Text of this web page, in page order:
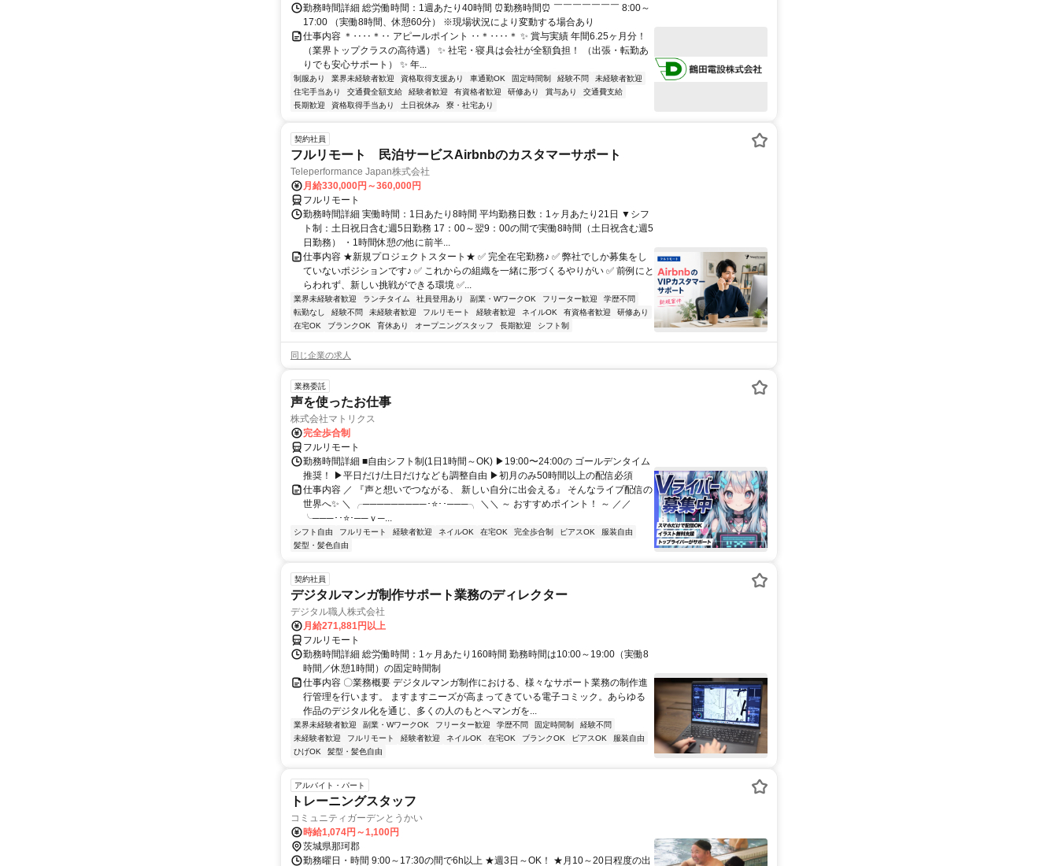
勤務時間詳細 総労働時間：1週あたり40時間 ⏰勤務時間⏰ ￣￣￣￣￣￣￣ 8:00～
17:00 （実働8時間、休憩60分） ※現場状況により変動する場合あり
仕事内容 ＊‥‥＊‥ アピールポイント ‥＊‥‥＊ ✨ 賞与実績 年間6.25ヶ月分！
（業界トップクラスの高待遇） ✨ 社宅・寝具は会社が全額負担！ （出張・転勤あ
りでも安心サポート） ✨ 年...
制服あり 業界未経験者歓迎 資格取得支援あり 車通勤OK 固定時間制 経験不問
未経験者歓迎
住宅手当あり
交通費全額支給 経験者歓迎 有資格者歓迎 研修あり 賞与あり
交通費支給
長期歓迎
資格取得手当あり 土日祝休み 寮・社宅あり
契約社員
フルリモート 民泊サービスAirbnbのカスタマーサポート
Teleperformance Japan株式会社
月給330,000円～360,000円
フルリモート
勤務時間詳細 実働時間：1日あたり8時間 平均勤務日数：1ヶ月あたり21日 ▼シフ
ト制：土日祝日含む週5日勤務 17：00～翌9：00の間で実働8時間（土日祝含む週5
日勤務） ・1時間休憩の他に前半...
仕事内容 ★新規プロジェクトスタート★ ✅ 完全在宅勤務♪ ✅ 弊社でしか募集をし
ていないポジションです♪ ✅ これからの組織を一緒に形づくるやりがい ✅ 前例にと
らわれず、新しい挑戦ができる環境 ✅...
業界未経験者歓迎 ランチタイム 社員登用あり 副業・WワークOK フリーター歓迎
学歴不問
転勤なし
経験不問 未経験者歓迎 フルリモート 経験者歓迎 ネイルOK 有資格者歓迎
研修あり
在宅OK
ブランクOK 育休あり オープニングスタッフ 長期歓迎 シフト制
同じ企業の求人
業務委託
声を使ったお仕事
株式会社マトリクス
完全歩合制
フルリモート
勤務時間詳細 ■自由シフト制(1日1時間～OK) ▶19:00〜24:00の ゴールデンタイム
推奨！ ▶平日だけ/土日だけなども調整自由 ▶初月のみ50時間以上の配信必須
仕事内容 ／ 『声と想いでつながる、 新しい自分に出会える』 そんなライブ配信の
世界へ✨ ＼ ╭─────────･⭐･･───╮ ＼＼ ～ おすすめポイント！ ～ ／／
╰───･･⭐･──ｖ─...
シフト自由 フルリモート 経験者歓迎 ネイルOK 在宅OK 完全歩合制 ピアスOK
服装自由
髪型・髪色自由
契約社員
デジタルマンガ制作サポート業務のディレクター
デジタル職人株式会社
月給271,881円以上
フルリモート
勤務時間詳細 総労働時間：1ヶ月あたり160時間 勤務時間は10:00～19:00（実働8
時間／休憩1時間）の固定時間制
仕事内容 〇業務概要 デジタルマンガ制作における、様々なサポート業務の制作進
行管理を行います。 ますますニーズが高まってきている電子コミック。あらゆる
作品のデジタル化を通じ、多くの人のもとへマンガを...
業界未経験者歓迎 副業・WワークOK フリーター歓迎 学歴不問 固定時間制
経験不問
未経験者歓迎
フルリモート 経験者歓迎 ネイルOK 在宅OK ブランクOK ピアスOK
服装自由
ひげOK
髪型・髪色自由
アルバイト・パート
トレーニングスタッフ
コミュニティガーデンとうかい
時給1,074円～1,100円
茨城県那珂郡
勤務曜日・時間 9:00～17:30の間で6h以上 ★週3日～OK！ ★月10～20日程度の出